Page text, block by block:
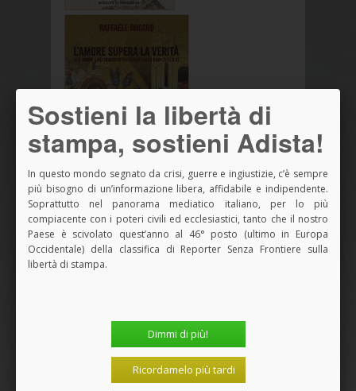
Vedi tutti i Libri
SPAZIO PUBBLICITARIO
Sostieni la libertà di
stampa, sostieni Adista!
In questo mondo segnato da crisi, guerre e ingiustizie, c’è sempre
più bisogno di un’informazione libera, affidabile e indipendente.
Soprattutto nel panorama mediatico italiano, per lo più
compiacente con i poteri civili ed ecclesiastici, tanto che il nostro
Paese è scivolato quest’anno al 46° posto (ultimo in Europa
Occidentale) della classifica di Reporter Senza Frontiere sulla
libertà di stampa.
Dimmi di più!
Ricordamelo più tardi